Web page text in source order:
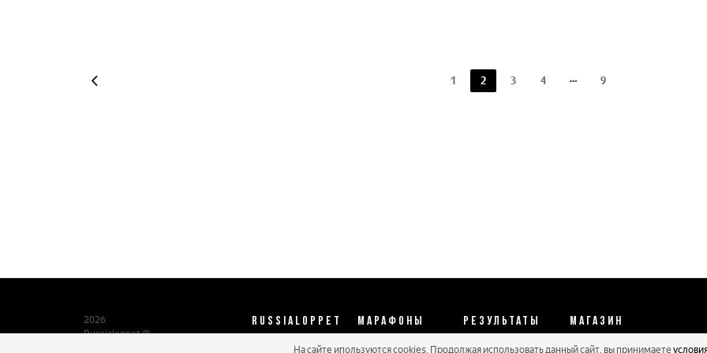
1 2 3 4 9
2026
Russialoppet ®
RUSSIALOPPET МАРАФОНЫ РЕЗУЛЬТАТЫ МАГАЗИН
Календарь 2026 Протоколы 2025 Реквизиты
На сайте ипользуются cookies. Продолжая использовать данный сайт, вы принимаете